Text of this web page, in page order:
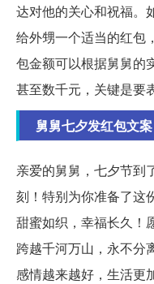
达对他的关心和祝福。
给外甥一个适当的红包
包金额可以根据舅舅的
甚至数千元，关键是要
舅舅七夕发红包文案
亲爱的舅舅，七夕节到
刻！特别为你准备了这
甜蜜如织，幸福长久！
跨越千河万山，永不分
感情越来越好，生活更